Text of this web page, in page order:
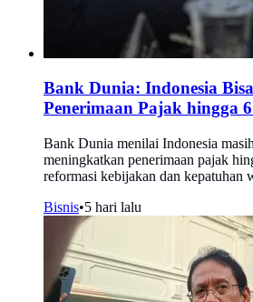
Bank Dunia: Indonesia
Penerimaan Pajak hingga
Bank Dunia menilai Indonesia
meningkatkan penerimaan pajak
reformasi kebijakan dan kepatuhan
Bisnis•5 hari lalu